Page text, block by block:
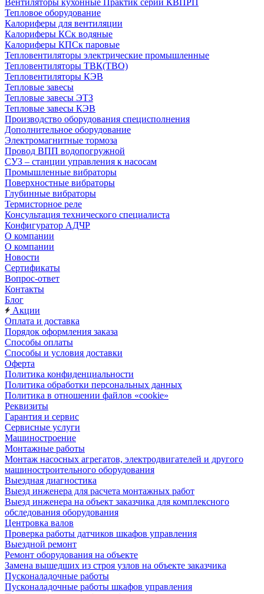
Вентиляторы кухонные Практик серии КВПРП
Тепловое оборудование
Калориферы для вентиляции
Калориферы КСк водяные
Калориферы КПСк паровые
Тепловентиляторы электрические промышленные
Тепловентиляторы ТВК(ТВО)
Тепловентиляторы КЭВ
Тепловые завесы
Тепловые завесы ЭТЗ
Тепловые завесы КЭВ
Производство оборудования специсполнения
Дополнительное оборудование
Электромагнитные тормоза
Провод ВПП водопогружной
СУЗ – станции управления к насосам
Промышленные вибраторы
Поверхностные вибраторы
Глубинные вибраторы
Термисторное реле
Консультация технического специалиста
Конфигуратор АДЧР
О компании
О компании
Новости
Сертификаты
Вопрос-ответ
Контакты
Блог
Акции
Оплата и доставка
Порядок оформления заказа
Способы оплаты
Способы и условия доставки
Оферта
Политика конфиденциальности
Политика обработки персональных данных
Политика в отношении файлов «cookie»
Реквизиты
Гарантия и сервис
Сервисные услуги
Машиностроение
Монтажные работы
Монтаж насосных агрегатов, электродвигателей и другого
машиностроительного оборудования
Выездная диагностика
Выезд инженера для расчета монтажных работ
Выезд инженера на объект заказчика для комплексного
обследования оборудования
Центровка валов
Проверка работы датчиков шкафов управления
Выездной ремонт
Ремонт оборудования на объекте
Замена вышедших из строя узлов на объекте заказчика
Пусконаладочные работы
Пусконаладочные работы шкафов управления